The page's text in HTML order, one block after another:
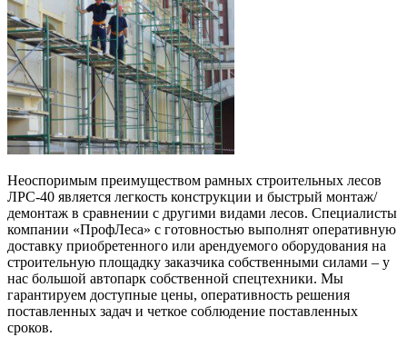
Неоспоримым преимуществом рамных строительных лесов
ЛРС-40 является легкость конструкции и быстрый монтаж/
демонтаж в сравнении с другими видами лесов. Специалисты
компании «ПрофЛеса» с готовностью выполнят оперативную
доставку приобретенного или арендуемого оборудования на
строительную площадку заказчика собственными силами – у
нас большой автопарк собственной спецтехники. Мы
гарантируем доступные цены, оперативность решения
поставленных задач и четкое соблюдение поставленных
сроков.